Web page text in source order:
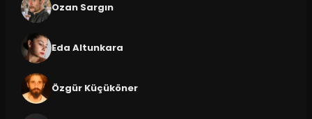
Ozan Sargın
Eda Altunkara
Özgür Küçüköner